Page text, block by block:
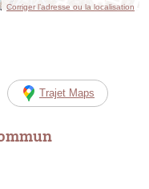
Corriger l’adresse ou la localisation
Trajet Maps